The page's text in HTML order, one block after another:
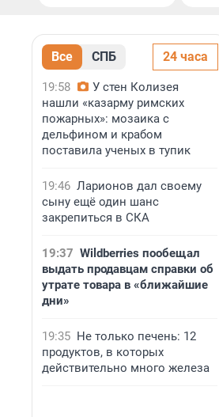
Все СПБ 24 часа
19:58
У стен Колизея
нашли «казарму римских
пожарных»: мозаика с
дельфином и крабом
поставила ученых в тупик
19:46 Ларионов дал своему
сыну ещё один шанс
закрепиться в СКА
19:37 Wildberries пообещал
выдать продавцам справки об
утрате товара в «ближайшие
дни»
19:35 Не только печень: 12
продуктов, в которых
действительно много железа